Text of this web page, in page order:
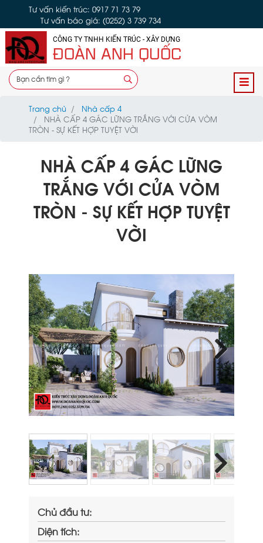
Tư vấn kiến trúc: 0917 71 73 79
Tư vấn báo giá: (0252) 3 739 734
CÔNG TY TNHH KIẾN TRÚC - XÂY DỰNG
ĐOÀN ANH QUỐC
Trang chủ
Nhà cấp 4
NHÀ CẤP 4 GÁC LỮNG TRẮNG VỚI CỬA VÒM
TRÒN - SỰ KẾT HỢP TUYỆT VỜI
NHÀ CẤP 4 GÁC LỮNG
TRẮNG VỚI CỬA VÒM
TRÒN - SỰ KẾT HỢP TUYỆT
VỜI
Next
Chủ đầu tư:
Diện tích: